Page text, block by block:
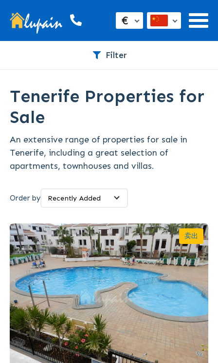
€
Filter
Tenerife Properties for
Sale
An extensive range of properties for sale in
Tenerife, including a great selection of
apartments, townhouses and villas.
Order by
卖出